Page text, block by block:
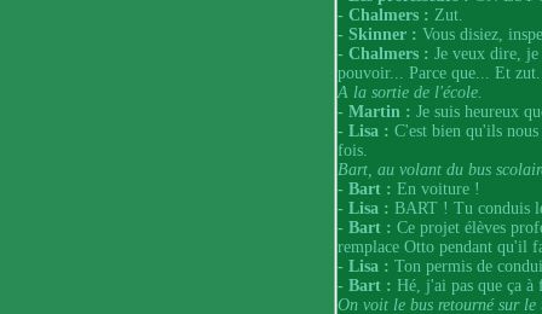
- Chalmers : Zut.
- Skinner : Vous disiez,
- Chalmers : Je veux dire,
pouvoir... Parce que... Et zut.
A la sortie de l'école.
- Martin : Je suis heureux
- Lisa : C'est bien qu'ils
fois.
Bart, au volant du bus
- Bart : En voiture !
- Lisa : BART ! Tu conduis
- Bart : Ce projet élèves
remplace Otto pendant qu'il
- Lisa : Ton permis de
- Bart : Hé, j'ai pas que ça à
On voit le bus retourné sur le